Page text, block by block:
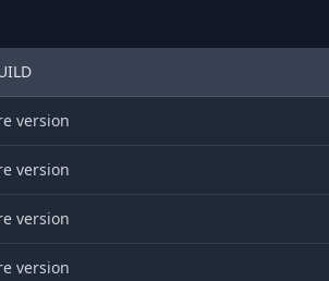
version
version
version
version